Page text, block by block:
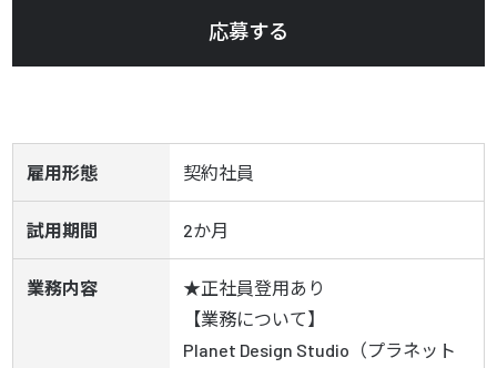
応募する
雇用形態 契約社員
試用期間 2か月
業務内容
★正社員登用あり
【業務について】
Planet Design Studio（プラネット